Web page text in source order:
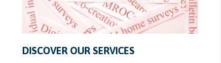
DISCOVER OUR SERVICES